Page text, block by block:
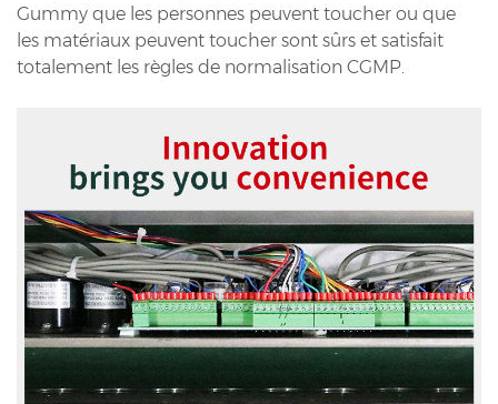
Gummy que les personnes peuvent toucher ou que
les matériaux peuvent toucher sont sûrs et satisfait
totalement les règles de normalisation CGMP.